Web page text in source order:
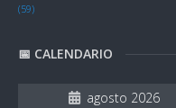
(59)
📅 CALENDARIO
agosto 2026